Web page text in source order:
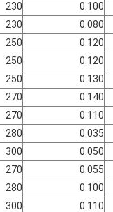
0.100
230
0.080
230
0.120
250
0.120
250
0.130
250
0.140
270
0.110
270
0.035
280
0.050
300
0.055
270
0.100
280
0.110
300